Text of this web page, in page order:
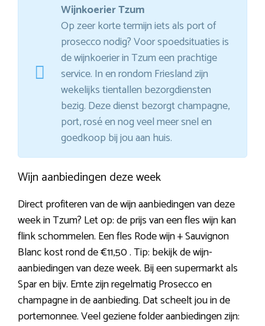
Wijnkoerier Tzum
Op zeer korte termijn iets als port of
prosecco nodig? Voor spoedsituaties is
de wijnkoerier in Tzum een prachtige
service. In en rondom Friesland zijn
wekelijks tientallen bezorgdiensten
bezig. Deze dienst bezorgt champagne,
port, rosé en nog veel meer snel en
goedkoop bij jou aan huis.
Wijn aanbiedingen deze week
Direct profiteren van de wijn aanbiedingen van deze
week in Tzum? Let op: de prijs van een fles wijn kan
flink schommelen. Een fles Rode wijn + Sauvignon
Blanc kost rond de €11,50 . Tip: bekijk de wijn-
aanbiedingen van deze week. Bij een supermarkt als
Spar en bijv. Emte zijn regelmatig Prosecco en
champagne in de aanbieding. Dat scheelt jou in de
portemonnee. Veel geziene folder aanbiedingen zijn: